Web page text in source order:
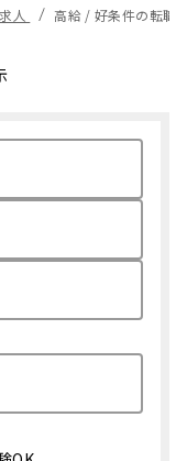
人 高給 / 好条件の転職